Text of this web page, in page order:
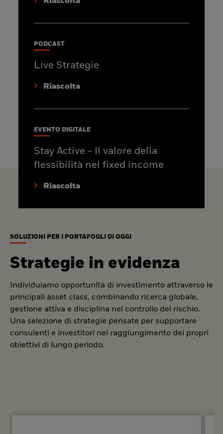
PODCAST
Live Strategie
Riascolta
EVENTO DIGITALE
Stay Active - Il valore della
flessibilità nel fixed income
Riascolta
SOLUZIONI PER I PORTAFOGLI DI OGGI
Strategie in evidenza
Individuiamo opportunità di investimento attraverso le
principali asset class, combinando ricerca globale,
gestione attiva e disciplina nel controllo del rischio.
Una selezione di strategie pensate per supportare
consulenti e investitori nel raggiungimento dei propri
obiettivi di lungo periodo.